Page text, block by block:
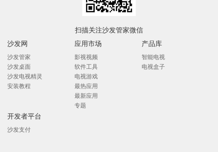
扫描关注沙发管家微信
沙发网
沙发管家
沙发桌面
沙发电视精灵
安装教程
应用市场
影视视频
软件工具
电视游戏
最热应用
最新应用
专题
产品库
智能电视
电视盒子
开发者平台
沙发支付